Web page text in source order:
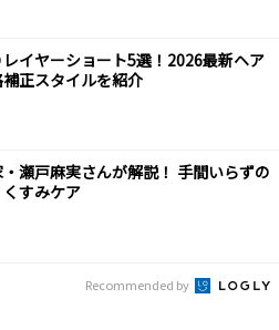
イヤーショート5選！2026最新ヘア
正スタイルを紹介
瀬戸麻実さんが解説！ 手間いらずの
すみケア
Recommended by